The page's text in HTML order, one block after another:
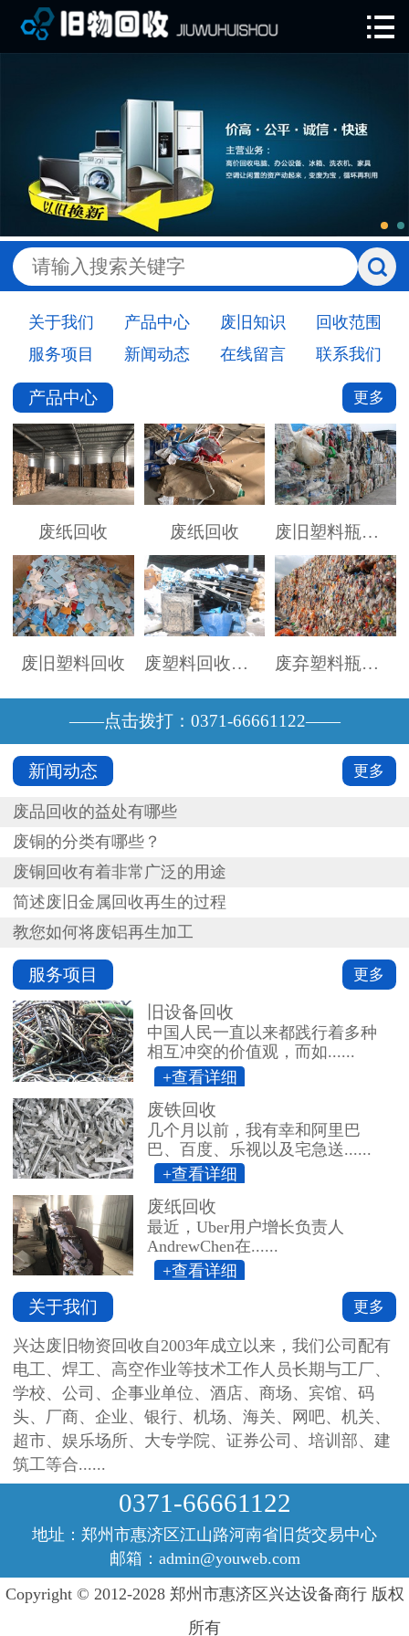

废旧知识
在线留言

关于我们 产品中心 废旧知识
回收范围
服务项目
新闻动态 在线留言 联系我们
更多
产品中心
废纸回收 废纸回收 废旧塑料瓶回收
废旧塑料回收 废塑料回收价格 废弃塑料瓶回收
——点击拨打：0371-66661122——
更多
新闻动态
废品回收的益处有哪些
废铜的分类有哪些？
废铜回收有着非常广泛的用途
简述废旧金属回收再生的过程
教您如何将废铝再生加工
更多
服务项目
旧设备回收
中国人民一直以来都践行着多种
相互冲突的价值观，而如......
+查看详细
废铁回收
几个月以前，我有幸和阿里巴
巴、百度、乐视以及宅急送......
+查看详细
废纸回收
最近，Uber用户增长负责人
AndrewChen在......
+查看详细
更多
关于我们
兴达废旧物资回收自2003年成立以来，我们公司配有
电工、焊工、高空作业等技术工作人员长期与工厂、
学校、公司、企事业单位、酒店、商场、宾馆、码
头、厂商、企业、银行、机场、海关、网吧、机关、
超市、娱乐场所、大专学院、证券公司、培训部、建
筑工等合......
0371-66661122
地址：郑州市惠济区江山路河南省旧货交易中心
邮箱：admin@youweb.com
Copyright © 2012-2028 郑州市惠济区兴达设备商行 版权
所有